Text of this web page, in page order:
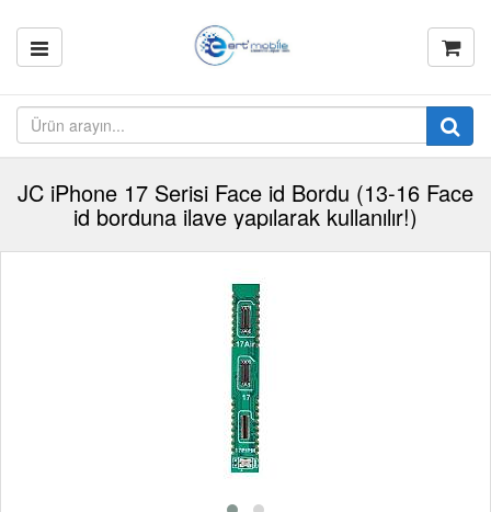
JC iPhone 17 Serisi Face id Bordu (13-16 Face
id borduna ilave yapılarak kullanılır!)